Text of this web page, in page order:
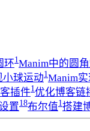
环1Manim中的圆
小球运动1Manim
插件1优化博客链
置18布尔值1搭建